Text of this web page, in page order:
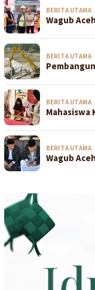
BERITA UTAMA
Wagub
BERITA UTAMA
BERITA UTAMA
Mahasiswa
BERITA UTAMA
Wagub